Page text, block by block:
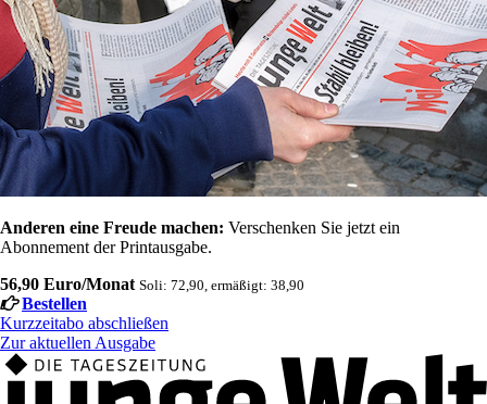
Anderen eine Freude machen: Verschenken Sie jetzt ein
Abonnement der Printausgabe.
56,90 Euro/Monat Soli: 72,90, ermäßigt: 38,90
Bestellen
Kurzzeitabo abschließen
Zur aktuellen Ausgabe